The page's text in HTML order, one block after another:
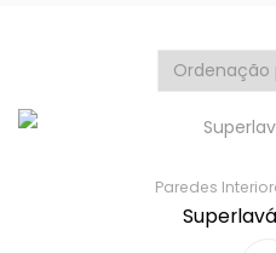
Paredes